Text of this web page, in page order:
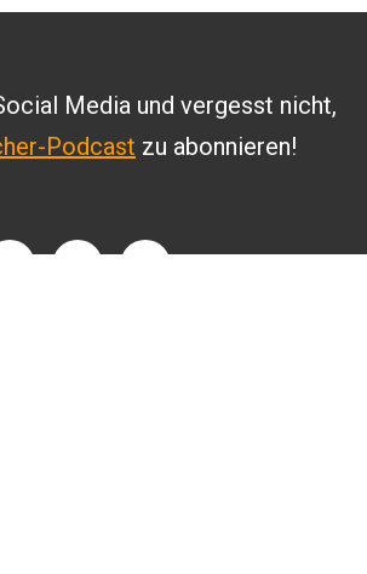
Media und vergesst nicht,
Podcast zu abonnieren!